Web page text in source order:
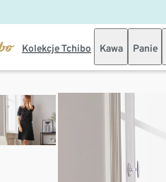
Kolekcje Tchibo Kawa Panie